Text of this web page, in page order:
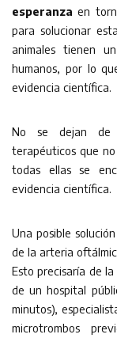
esperanza en
para solucionar
animales tienen
humanos, por lo
evidencia científica.
No se dejan de
terapéuticos que
todas ellas se
evidencia científica.
Una posible
de la arteria
Esto precisaría de
de un hospital
minutos),
microtrombos